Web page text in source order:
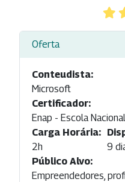
Oferta
Conteudista:
Microsoft
Certificador:
Enap - Escola
Carga Horária:
2h
9
Público Alvo:
Empreendedores,